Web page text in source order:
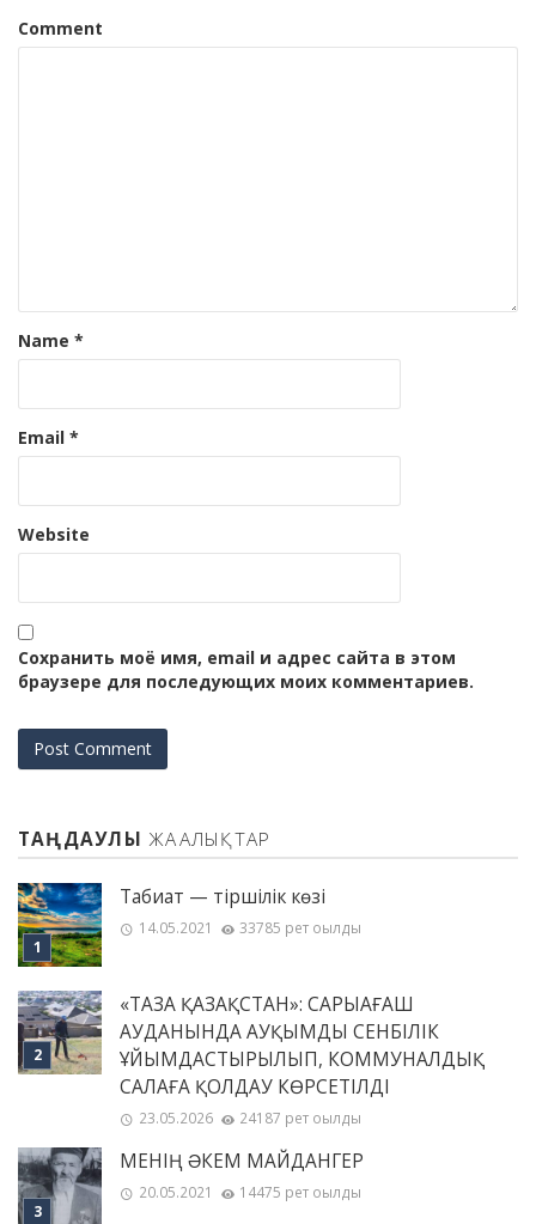
Comment
Name *
Email *
Website
Сохранить моё имя, email и адрес сайта в этом
браузере для последующих моих комментариев.
ТАҢДАУЛЫ ЖАҢАЛЫҚТАР
Табиғат — тіршілік көзі
14.05.2021 33785 рет оқылды
«ТАЗА ҚАЗАҚСТАН»: САРЫАҒАШ
АУДАНЫНДА АУҚЫМДЫ СЕНБІЛІК
ҰЙЫМДАСТЫРЫЛЫП, КОММУНАЛДЫҚ
САЛАҒА ҚОЛДАУ КӨРСЕТІЛДІ
23.05.2026 24187 рет оқылды
МЕНІҢ ƏКЕМ МАЙДАНГЕР
20.05.2021 14475 рет оқылды